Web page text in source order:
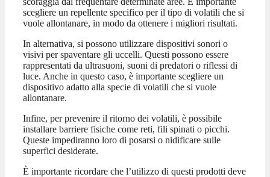
scegliere un repellente specifico per il tipo di volatili che si
vuole allontanare, in modo da ottenere i migliori risultati.
In alternativa, si possono utilizzare dispositivi sonori o
visivi per spaventare gli uccelli. Questi possono essere
rappresentati da ultrasuoni, suoni di predatori o riflessi di
luce. Anche in questo caso, è importante scegliere un
dispositivo adatto alla specie di volatili che si vuole
allontanare.
Infine, per prevenire il ritorno dei volatili, è possibile
installare barriere fisiche come reti, fili spinati o picchi.
Queste impediranno loro di posarsi o nidificare sulle
superfici desiderate.
È importante ricordare che l’utilizzo di questi prodotti deve